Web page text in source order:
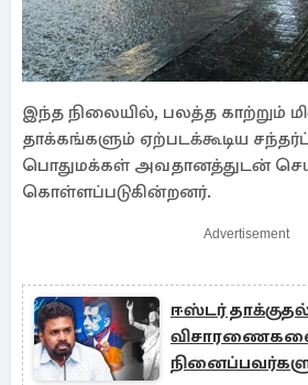
இந்த நிலையில், பலத்த காற்றும்
தாக்கங்களும் ஏற்படக்கூடிய
பொதுமக்கள் அவதானத்துடன்
கொள்ளப்படுகின்றனர்.
Advertisement
ஈஸ்டர்